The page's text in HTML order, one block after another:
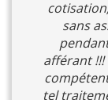
sans
afférant
tel